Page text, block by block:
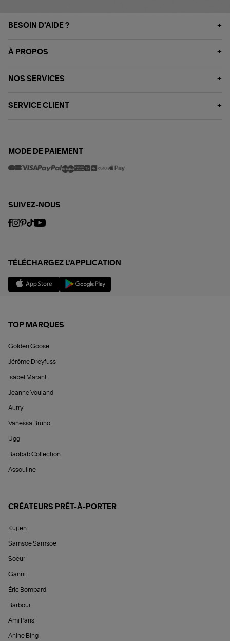
BESOIN D'AIDE ?
À PROPOS
NOS SERVICES
SERVICE CLIENT
MODE DE PAIEMENT
SUIVEZ-NOUS
TÉLÉCHARGEZ L'APPLICATION
TOP MARQUES
Golden Goose
Jérôme Dreyfuss
Isabel Marant
Jeanne Vouland
Autry
Vanessa Bruno
Ugg
Baobab Collection
Assouline
CRÉATEURS PRÊT-À-PORTER
Kujten
Samsoe Samsoe
Soeur
Ganni
Éric Bompard
Barbour
Ami Paris
Anine Bing